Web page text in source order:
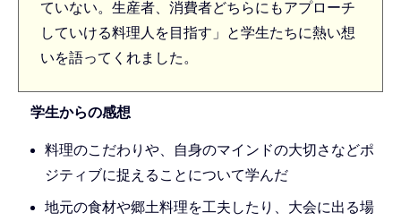
ていない。生産者、消費者どちらにもアプローチ
していける料理人を目指す」と学生たちに熱い想
いを語ってくれました。
学生からの感想
料理のこだわりや、自身のマインドの大切さなどポ
ジティブに捉えることについて学んだ
地元の食材や郷土料理を工夫したり、大会に出る場